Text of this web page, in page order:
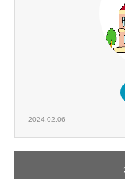
2024.02.06